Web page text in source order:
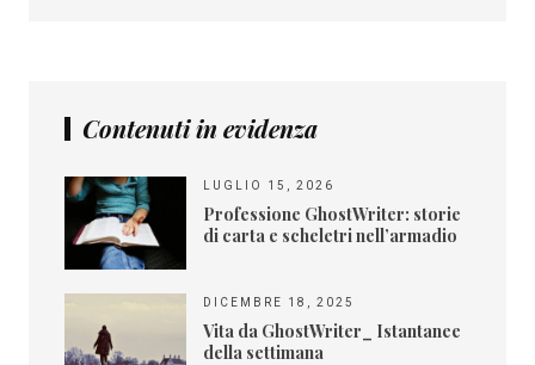
Contenuti in evidenza
LUGLIO 15, 2026
Professione GhostWriter: storie
di carta e scheletri nell’armadio
DICEMBRE 18, 2025
Vita da GhostWriter_ Istantanee
della settimana